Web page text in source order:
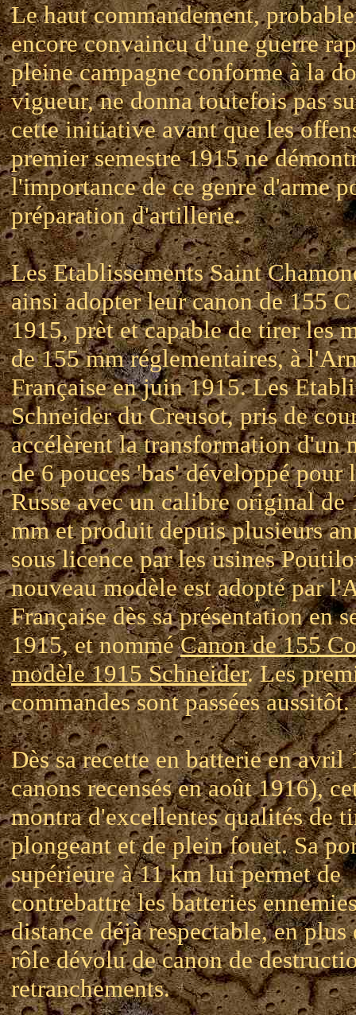
Le haut commandement,
encore convaincu d'une guerre
pleine campagne conforme à la
vigueur, ne donna toutefois pas
cette initiative avant que les
premier semestre 1915 ne
l'importance de ce genre d'arme
préparation d'artillerie.
Les Etablissements Saint
ainsi adopter leur canon de 155
1915, prèt et capable de tirer les
de 155 mm réglementaires, à
Française en juin 1915. Les
Schneider du Creusot, pris de
accélèrent la transformation d'un
de 6 pouces 'bas' développé pour
Russe avec un calibre original de
mm et produit depuis plusieurs
sous licence par les usines
nouveau modèle est adopté par
Française dès sa présentation en
1915, et nomméCanon de 155
modèle 1915 Schneider. Les
commandes sont passées aussitôt.
Dès sa recette en batterie en avril
canons recensés en août 1916),
montra d'excellentes qualités de
plongeant et de plein fouet. Sa
supérieure à 11 km lui permet de
contrebattre les batteries
distance déjà respectable, en plus
rôle dévolu de canon de
retranchements.